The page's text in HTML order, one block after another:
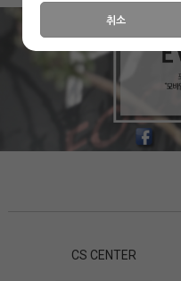
CS CENTER
취소